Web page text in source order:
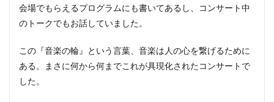
会場でもらえるプログラムにも書いてあるし、コンサート中
のトークでもお話していました。
この『音楽の輪』という言葉、音楽は人の心を繋げるために
ある。まさに何から何までこれが具現化されたコンサートで
した。